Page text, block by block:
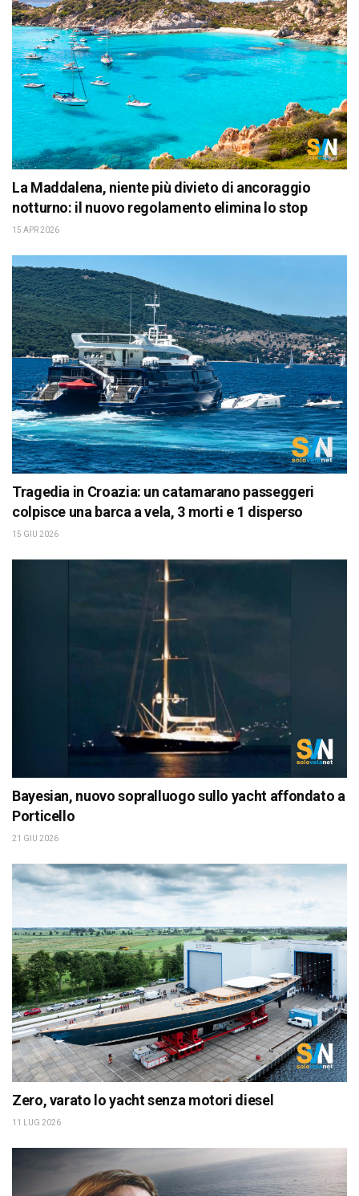
La Maddalena, niente più divieto di ancoraggio
notturno: il nuovo regolamento elimina lo stop
15 APR 2026
Tragedia in Croazia: un catamarano passeggeri
colpisce una barca a vela, 3 morti e 1 disperso
15 GIU 2026
Bayesian, nuovo sopralluogo sullo yacht affondato a
Porticello
21 GIU 2026
Zero, varato lo yacht senza motori diesel
11 LUG 2026